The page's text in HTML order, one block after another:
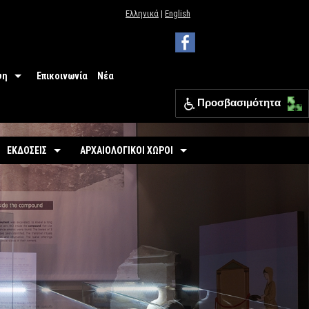
Ελληνικά | English
ΕΦΑ Θεσπρωτίας
Επικοινωνία Νέα
ΕΚΔΟΣΕΙΣ
-Εκθέσεις
-Αρχαιολογικοί Χώροι
Φυλλάδια
ΑΡΧΑΙΟΛΟΓΙΚΟΙ ΧΩΡΟΙ
Οργανωμένοι
Αρχαιολογικός Χώρος Ελέας
Αρχαιολογικός Χώρος Ντόλιανης
Προσβασιμότητα